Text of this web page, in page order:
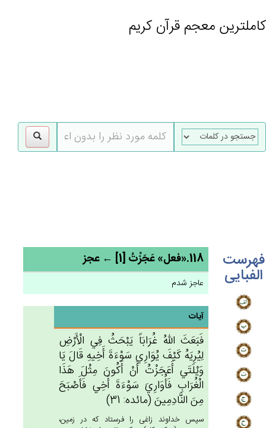
کاملترین معجم قرآن کریم
فهرست
الفبایی
118.«فعل» عَجَزْت‌ُ [1] ← عجز
عاجز شدم
آیات
فَبَعَث‌َ الله‌ُ غُرَابَاً يَبْحَث‌ُ فِي‌ الْأَرْض‌ِ
لِيُرِيَه‌ُ كَيْف‌َ يُوَارِي‌ سَوْءَة‌َ أَخِيه‌ِ قَال‌َ يَا
وَيْلَتَي‌ أَعَجَزْت‌ُ أَن‌ْ أَكُون‌َ مِثْل‌َ هَذَا
الْغُرَاب‌ِ فَأُوَارِي‌َ سَوْءَة‌َ أَخِي‌ فَأَصْبَح‌َ
مِن‌َ النَّادِمِين‌َ (مائده: 31)
سپس خداوند زاغى را فرستاد كه در زمين،